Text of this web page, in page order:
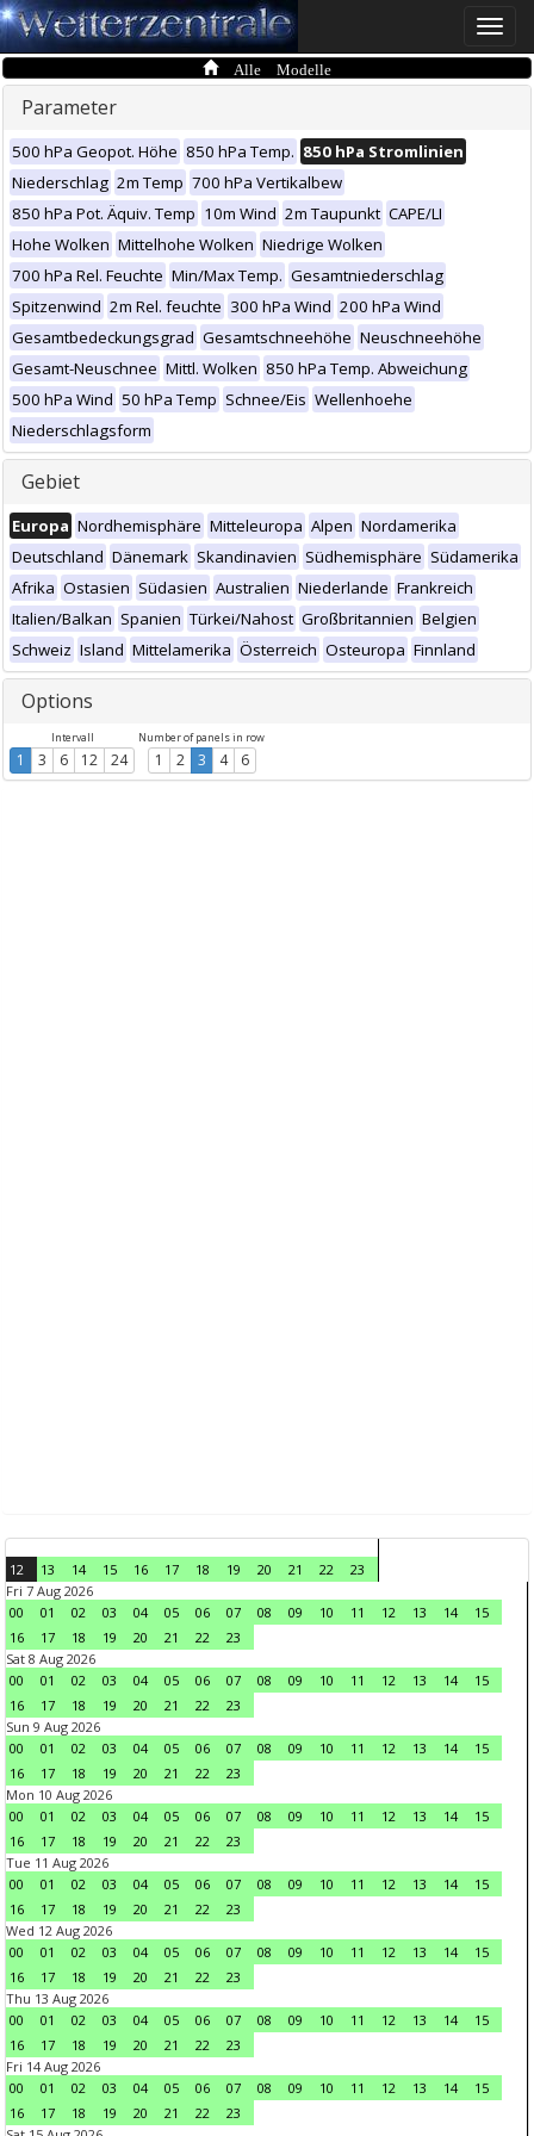
Toggle
Alle Modelle
Parameter
500 hPa Geopot. Höhe 850 hPa Temp. 850 hPa Stromlinien
Niederschlag 2m Temp 700 hPa Vertikalbew
850 hPa Pot. Äquiv. Temp 10m Wind 2m Taupunkt CAPE/LI
Hohe Wolken Mittelhohe Wolken Niedrige Wolken
700 hPa Rel. Feuchte Min/Max Temp. Gesamtniederschlag
Spitzenwind 2m Rel. feuchte 300 hPa Wind 200 hPa Wind
Gesamtbedeckungsgrad Gesamtschneehöhe Neuschneehöhe
Gesamt-Neuschnee Mittl. Wolken 850 hPa Temp. Abweichung
500 hPa Wind 50 hPa Temp Schnee/Eis Wellenhoehe
Niederschlagsform
Gebiet
Europa Nordhemisphäre Mitteleuropa Alpen Nordamerika
Deutschland Dänemark Skandinavien Südhemisphäre Südamerika
Afrika Ostasien Südasien Australien Niederlande Frankreich
Italien/Balkan Spanien Türkei/Nahost Großbritannien Belgien
Schweiz Island Mittelamerika Österreich Osteuropa Finnland
Options
Intervall
1 3 6 12 24
Number of panels in row
1 2 3 4 6
12 13 14 15 16 17 18 19 20 21 22
23
Fri 7 Aug 2026
00
01 02 03 04 05 06 07 08 09 10 11 12 13 14
15
16
17 18 19 20 21 22
23
Sat 8 Aug 2026
00
01 02 03 04 05 06 07 08 09 10 11 12 13 14
15
16
17 18 19 20 21 22
23
Sun 9 Aug 2026
00
01 02 03 04 05 06 07 08 09 10 11 12 13 14
15
16
17 18 19 20 21 22
23
Mon 10 Aug 2026
00
01 02 03 04 05 06 07 08 09 10 11 12 13 14
15
16
17 18 19 20 21 22
23
Tue 11 Aug 2026
00
01 02 03 04 05 06 07 08 09 10 11 12 13 14
15
16
17 18 19 20 21 22
23
Wed 12 Aug 2026
00
01 02 03 04 05 06 07 08 09 10 11 12 13 14
15
16
17 18 19 20 21 22
23
Thu 13 Aug 2026
00
01 02 03 04 05 06 07 08 09 10 11 12 13 14
15
16
17 18 19 20 21 22
23
Fri 14 Aug 2026
00
01 02 03 04 05 06 07 08 09 10 11 12 13 14
15
16
17 18 19 20 21 22
23